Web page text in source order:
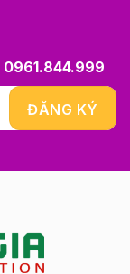
0961.844.999